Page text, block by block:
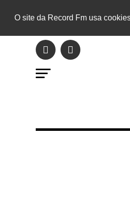
O site da Record Fm usa